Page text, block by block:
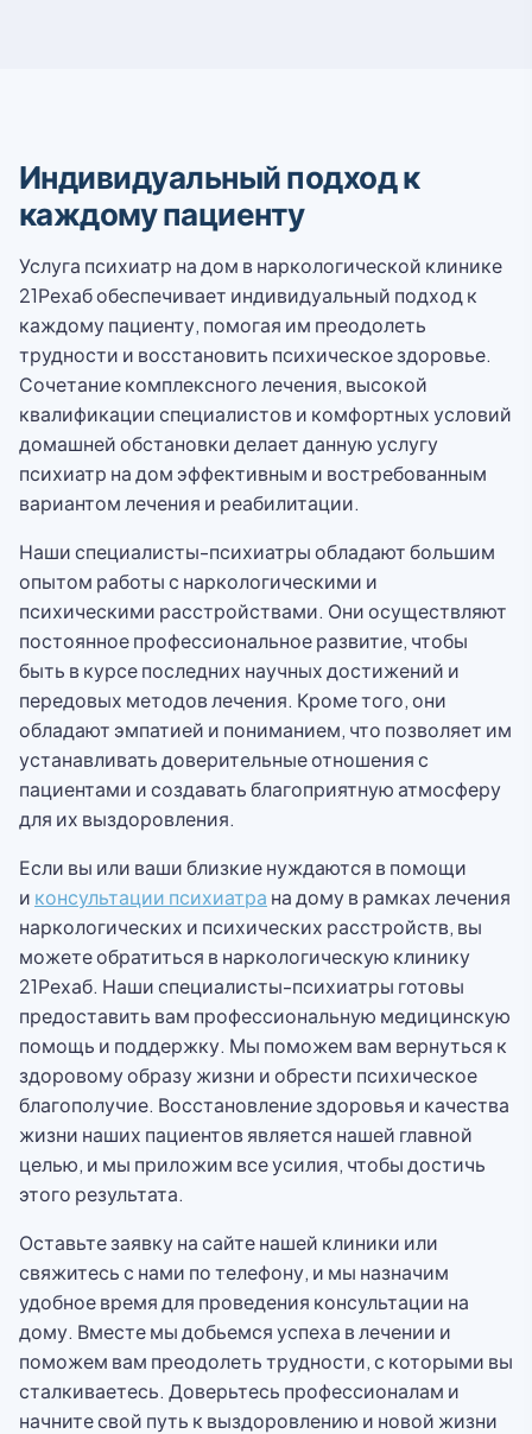
Индивидуальный подход к
каждому пациенту
Услуга психиатр на дом в наркологической клинике
21Рехаб обеспечивает индивидуальный подход к
каждому пациенту, помогая им преодолеть
трудности и восстановить психическое здоровье.
Сочетание комплексного лечения, высокой
квалификации специалистов и комфортных условий
домашней обстановки делает данную услугу
психиатр на дом эффективным и востребованным
вариантом лечения и реабилитации.
Наши специалисты-психиатры обладают большим
опытом работы с наркологическими и
психическими расстройствами. Они осуществляют
постоянное профессиональное развитие, чтобы
быть в курсе последних научных достижений и
передовых методов лечения. Кроме того, они
обладают эмпатией и пониманием, что позволяет им
устанавливать доверительные отношения с
пациентами и создавать благоприятную атмосферу
для их выздоровления.
Если вы или ваши близкие нуждаются в помощи
и консультации психиатра на дому в рамках лечения
наркологических и психических расстройств, вы
можете обратиться в наркологическую клинику
21Рехаб. Наши специалисты-психиатры готовы
предоставить вам профессиональную медицинскую
помощь и поддержку. Мы поможем вам вернуться к
здоровому образу жизни и обрести психическое
благополучие. Восстановление здоровья и качества
жизни наших пациентов является нашей главной
целью, и мы приложим все усилия, чтобы достичь
этого результата.
Оставьте заявку на сайте нашей клиники или
свяжитесь с нами по телефону, и мы назначим
удобное время для проведения консультации на
дому. Вместе мы добьемся успеха в лечении и
поможем вам преодолеть трудности, с которыми вы
сталкиваетесь. Доверьтесь профессионалам и
начните свой путь к выздоровлению и новой жизни